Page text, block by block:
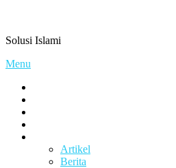
content
Solusi Islami
Menu
Artikel
Berita